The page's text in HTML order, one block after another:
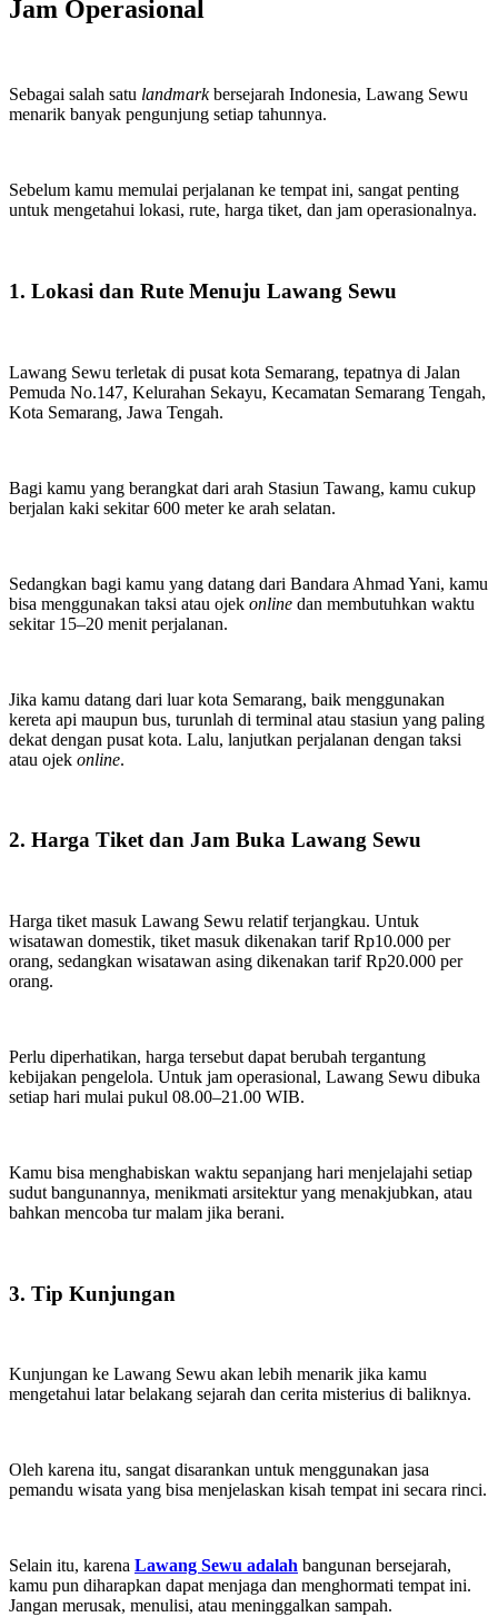
Jam Operasional
Sebagai salah satu landmarkbersejarah Indonesia, Lawang Sewu
menarik banyak pengunjung setiap tahunnya.
Sebelum kamu memulai perjalanan ke tempat ini, sangat penting
untuk mengetahui lokasi, rute, harga tiket, dan jam operasionalnya.
1. Lokasi dan Rute Menuju Lawang Sewu
Lawang Sewu terletak di pusat kota Semarang, tepatnya di Jalan
Pemuda No.147, Kelurahan Sekayu, Kecamatan Semarang Tengah,
Kota Semarang, Jawa Tengah.
Bagi kamu yang berangkat dari arah Stasiun Tawang, kamu cukup
berjalan kaki sekitar 600 meter ke arah selatan.
Sedangkan bagi kamu yang datang dari Bandara Ahmad Yani, kamu
bisa menggunakan taksi atau ojek online dan membutuhkan waktu
sekitar 15–20 menit perjalanan.
Jika kamu datang dari luar kota Semarang, baik menggunakan
kereta api maupun bus, turunlah di terminal atau stasiun yang paling
dekat dengan pusat kota. Lalu, lanjutkan perjalanan dengan taksi
atau ojek online.
2. Harga Tiket dan Jam Buka Lawang Sewu
Harga tiket masuk Lawang Sewu relatif terjangkau. Untuk
wisatawan domestik, tiket masuk dikenakan tarif Rp10.000 per
orang, sedangkan wisatawan asing dikenakan tarif Rp20.000 per
orang.
Perlu diperhatikan, harga tersebut dapat berubah tergantung
kebijakan pengelola. Untuk jam operasional, Lawang Sewu dibuka
setiap hari mulai pukul 08.00–21.00 WIB.
Kamu bisa menghabiskan waktu sepanjang hari menjelajahi setiap
sudut bangunannya, menikmati arsitektur yang menakjubkan, atau
bahkan mencoba tur malam jika berani.
3. Tip Kunjungan
Kunjungan ke Lawang Sewu akan lebih menarik jika kamu
mengetahui latar belakang sejarah dan cerita misterius di baliknya.
Oleh karena itu, sangat disarankan untuk menggunakan jasa
pemandu wisata yang bisa menjelaskan kisah tempat ini secara rinci.
Selain itu, karena Lawang Sewu adalah bangunan bersejarah,
kamu pun diharapkan dapat menjaga dan menghormati tempat ini.
Jangan merusak, menulisi, atau meninggalkan sampah.